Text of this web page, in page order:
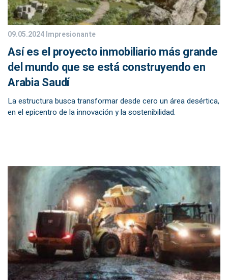
09.05.2024Impresionante
Así es el proyecto inmobiliario más grande
del mundo que se está construyendo en
Arabia Saudí
La estructura busca transformar desde cero un área desértica,
en el epicentro de la innovación y la sostenibilidad.